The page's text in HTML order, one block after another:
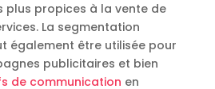
plus propices à la vente de
La segmentation
également être utilisée pour
publicitaires et bien
de communication en